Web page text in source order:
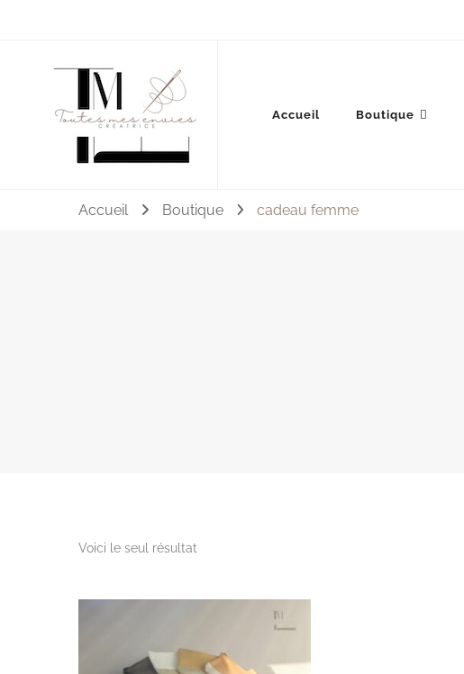
Toutes mes envies
Couture, accessoires, mode, bijoux … Accueil Boutique
Accueil Boutique cadeau femme
Voici le seul résultat